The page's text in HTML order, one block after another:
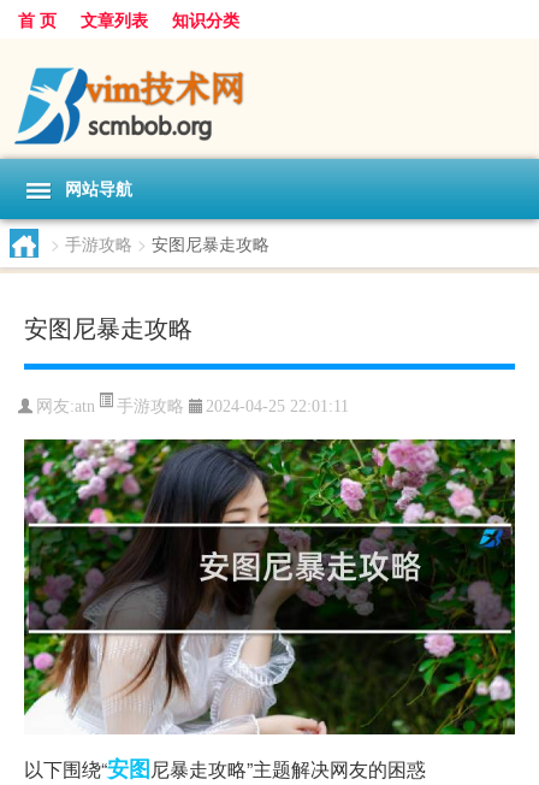
首 页 文章列表 知识分类
网站导航
> 手游攻略 > 安图尼暴走攻略
安图尼暴走攻略
网友:atn 手游攻略 2024-04-25 22:01:11
以下围绕“安图尼暴走攻略”主题解决网友的困惑